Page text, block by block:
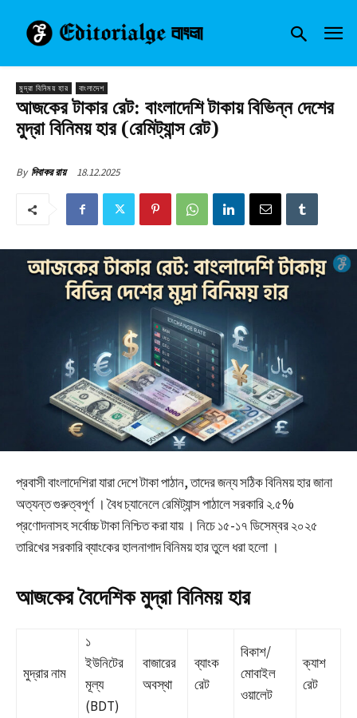
মুদ্রা বিনিময় হার বাংলাদেশ
আজকের টাকার রেট: বাংলাদেশি টাকায় বিভিন্ন দেশের
মুদ্রা বিনিময় হার (রেমিট্যান্স রেট)
By দিবাকর রায় 18.12.2025
প্রবাসী বাংলাদেশিরা যারা দেশে টাকা পাঠান, তাদের জন্য সঠিক বিনিময় হার জানা
অত্যন্ত গুরুত্বপূর্ণ । বৈধ চ্যানেলে রেমিট্যান্স পাঠালে সরকারি ২.৫%
প্রণোদনাসহ সর্বোচ্চ টাকা নিশ্চিত করা যায় । নিচে ১৫-১৭ ডিসেম্বর ২০২৫
তারিখের সরকারি ব্যাংকের হালনাগাদ বিনিময় হার তুলে ধরা হলো ।
আজকের বৈদেশিক মুদ্রা বিনিময় হার
মুদ্রার নাম
১
ইউনিটের
মূল্য
(BDT)
বাজারের
অবস্থা
ব্যাংক
রেট
বিকাশ/
মোবাইল
ওয়ালেট
ক্যাশ
রেট